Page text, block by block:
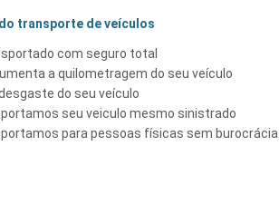
transporte de veículos
com seguro total
a quilometragem do seu veículo
do seu veículo
seu veiculo mesmo sinistrado
para pessoas físicas sem burocrácia.